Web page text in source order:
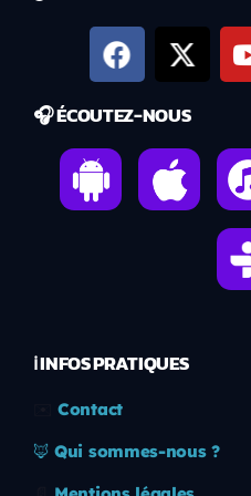
🎧 ÉCOUTEZ-NOUS
ℹ️ INFOS PRATIQUES
Contact
🦊 Qui sommes-nous ?